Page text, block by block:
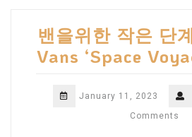
밴을위한 작은 단
Vans ‘Space
January 11, 2023
Comments